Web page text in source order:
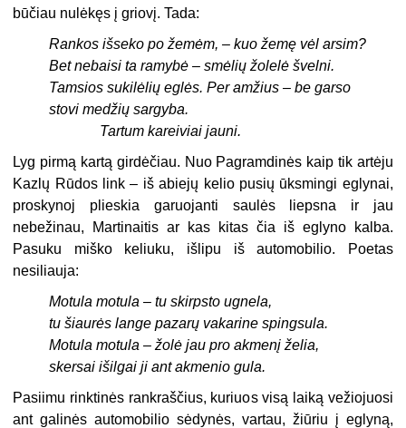
būčiau nulėkęs į griovį. Tada:
Rankos išseko po žemėm, – kuo žemę vėl arsim?
Bet nebaisi ta ramybė – smėlių žolelė švelni.
Tamsios sukilėlių eglės. Per amžius – be garso
stovi medžių sargyba.
Tartum kareiviai jauni.
Lyg pirmą kartą girdėčiau. Nuo Pagramdinės kaip tik artėju
Kazlų Rūdos link – iš abiejų kelio pusių ūksmingi eglynai,
proskynoj plieskia garuojanti saulės liepsna ir jau
nebežinau, Martinaitis ar kas kitas čia iš eglyno kalba.
Pasuku miško keliuku, išlipu iš automobilio. Poetas
nesiliauja:
Motula motula – tu skirpsto ugnela,
tu šiaurės lange pazarų vakarine spingsula.
Motula motula – žolė jau pro akmenį želia,
skersai išilgai ji ant akmenio gula.
Pasiimu rinktinės rankraščius, kuriuos visą laiką vežiojuosi
ant galinės automobilio sėdynės, vartau, žiūriu į eglyną,